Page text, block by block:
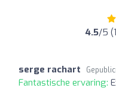
4.5/5
serge rachart
Fantastische ervaring: